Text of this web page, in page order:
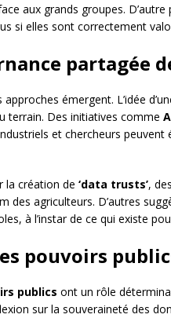
aux grands groupes.
si elles sont correctement
partagée
émergent. L’idée
terrain. Des initiatives comme
et chercheurs peuvent
la création de ‘data trusts’,
des agriculteurs. D’autres
à l’instar de ce qui existe
pouvoirs
publics ont un rôle
sur la souveraineté des